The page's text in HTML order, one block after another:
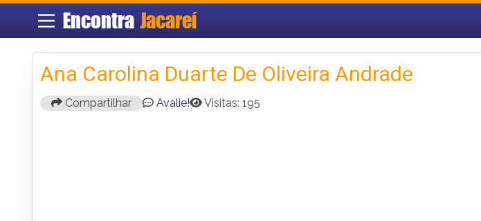
Encontra Jacareí
Ana Carolina Duarte De Oliveira Andrade
Compartilhar Avalie! Visitas: 195